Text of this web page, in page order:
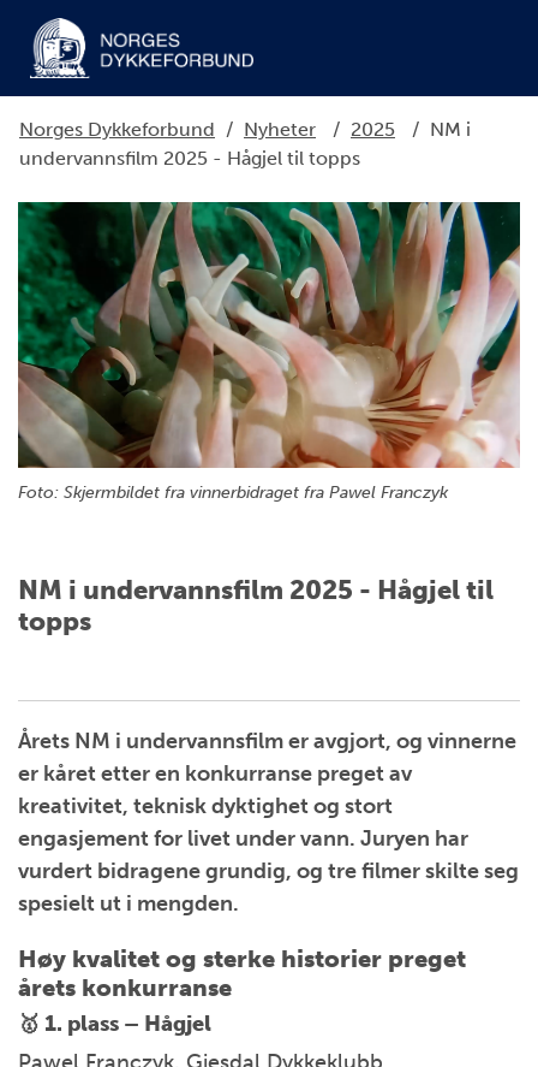
Norges Dykkeforbund / Nyheter / 2025 / NM i
undervannsfilm 2025 - Hågjel til topps
Foto: Skjermbildet fra vinnerbidraget fra Pawel Franczyk
NM i undervannsfilm 2025 - Hågjel til
topps
Årets NM i undervannsfilm er avgjort, og vinnerne
er kåret etter en konkurranse preget av
kreativitet, teknisk dyktighet og stort
engasjement for livet under vann. Juryen har
vurdert bidragene grundig, og tre filmer skilte seg
spesielt ut i mengden.
Høy kvalitet og sterke historier preget
årets konkurranse
🥇 1. plass – Hågjel